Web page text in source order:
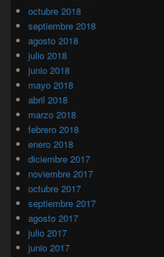
octubre 2018
septiembre 2018
agosto 2018
julio 2018
junio 2018
mayo 2018
abril 2018
marzo 2018
febrero 2018
enero 2018
diciembre 2017
noviembre 2017
octubre 2017
septiembre 2017
agosto 2017
julio 2017
junio 2017